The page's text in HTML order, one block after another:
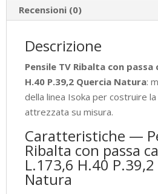
Quercia
Natura
quantità
Recensioni (0)
Descrizione
Pensile TV Ribalta con passa
H.40 P.39,2 Quercia Natura:
della linea Isoka per costruire
attrezzata su misura.
Caratteristiche —
Ribalta con passa
L.173,6 H.40
Natura